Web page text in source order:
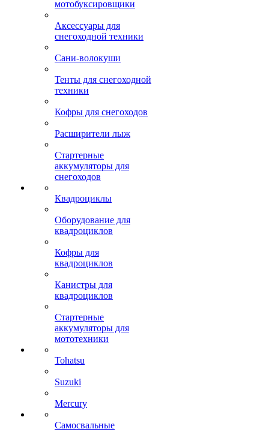
мотобуксировщики
Аксессуары для
снегоходной техники
Сани-волокуши
Тенты для снегоходной
техники
Кофры для снегоходов
Расширители лыж
Стартерные
аккумуляторы для
снегоходов
Квадроциклы
Оборудование для
квадроциклов
Кофры для
квадроциклов
Канистры для
квадроциклов
Стартерные
аккумуляторы для
мототехники
Tohatsu
Suzuki
Mercury
Самосвальные